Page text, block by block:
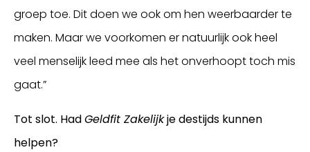
groep toe. Dit doen we ook om hen weerbaarder te
maken. Maar we voorkomen er natuurlijk ook heel
veel menselijk leed mee als het onverhoopt toch mis
gaat.”
Tot slot. HadGeldfit Zakelijkje destijds kunnen
helpen?